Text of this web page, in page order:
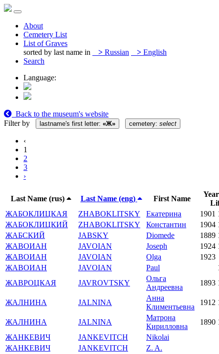
About
Cemetery List
List of Graves
sorted by last name in
> Russian > English
Search
Language:
Back to the museum's website
Filter by
lastname's first letter: «Ж» cemetery: select
‹
1
2
3
›
Last Name (rus) Last Name (eng) First Name
ЖАБОКЛИЦКАЯ
ZHABOKLITSKY Екатерина 1901
ЖАБОКЛИЦКИЙ
ZHABOKLITSKY Константин 1904
ЖАБСКИЙ
JABSKY Diomede 1889
ЖАВОИАН
JAVOIAN Joseph 1924
ЖАВОИАН
JAVOIAN Olga
1923
ЖАВОИАН
JAVOIAN Paul
ЖАВРОЦКАЯ
JAVROVTSKY
Ольга
Андреевна
1893
ЖАЛНИНА JALNINA
Анна
Климентьевна
1912
ЖАЛНИНА JALNINA
Матрона
Кирилловна
1890
ЖАНКЕВИЧ
JANKEVITCH
Nikolai
ЖАНКЕВИЧ
JANKEVITCH
Z. A.